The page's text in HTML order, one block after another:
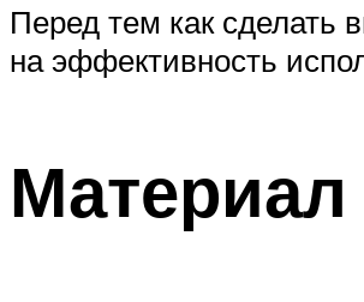
Перед тем как сделать
на эффективность
Материал